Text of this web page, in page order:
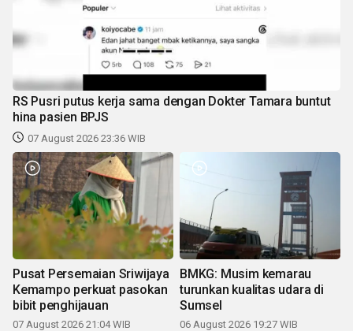
RS Pusri putus kerja sama dengan Dokter Tamara buntut
hina pasien BPJS
07 August 2026 23:36 WIB
Pusat Persemaian Sriwijaya
Kemampo perkuat pasokan
bibit penghijauan
07 August 2026 21:04 WIB
BMKG: Musim kemarau
turunkan kualitas udara di
Sumsel
06 August 2026 19:27 WIB